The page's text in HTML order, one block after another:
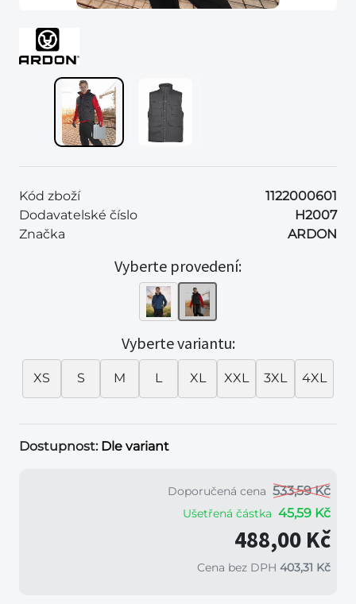
Kód zboží
1122000601
Dodavatelské číslo
H2007
Značka
ARDON
Vyberte provedení:
Vyberte variantu:
XS S M L XL XXL 3XL 4XL
Dostupnost: Dle variant
Doporučená cena 533,59 Kč
Ušetřená částka 45,59 Kč
488,00 Kč
Cena bez DPH 403,31 Kč